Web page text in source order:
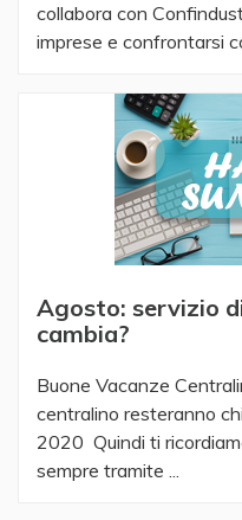
collabora con
imprese e confrontarsi
Agosto: servizio
cambia?
Buone Vacanze
centralino resteranno
2020 Quindi ti
sempre tramite ...